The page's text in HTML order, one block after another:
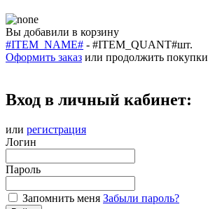
Вы добавили в корзину
#ITEM_NAME# - #ITEM_QUANT#шт.
Оформить заказ или продолжить покупки
Вход в личный кабинет:
или регистрация
Логин
Пароль
Запомнить меня Забыли пароль?